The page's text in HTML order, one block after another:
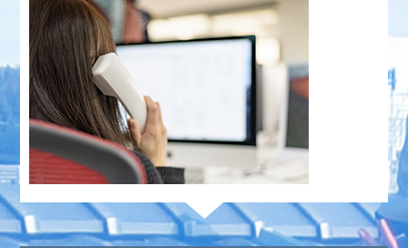
現場調査・見積作成
・お客さまの要望にこたえ予算内での見積作成